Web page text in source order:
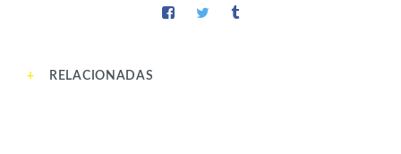
RELACIONADAS